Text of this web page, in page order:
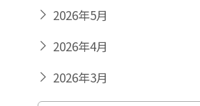
2026年5月
2026年4月
2026年3月